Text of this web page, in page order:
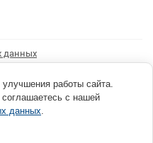
данных
г. Томск, ул. Шевченко, 44 ст. 46, (3822) 52-34-
701700002741
работы сайта.
с нашей
данных.